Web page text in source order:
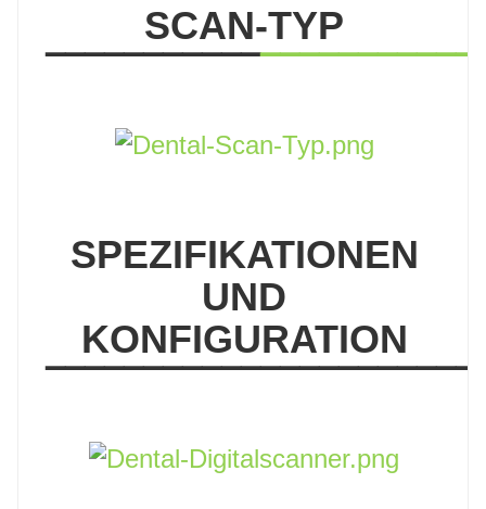
SCAN-TYP
SPEZIFIKATIONEN
UND
KONFIGURATION